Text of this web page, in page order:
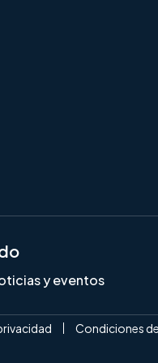
y eventos
Condiciones